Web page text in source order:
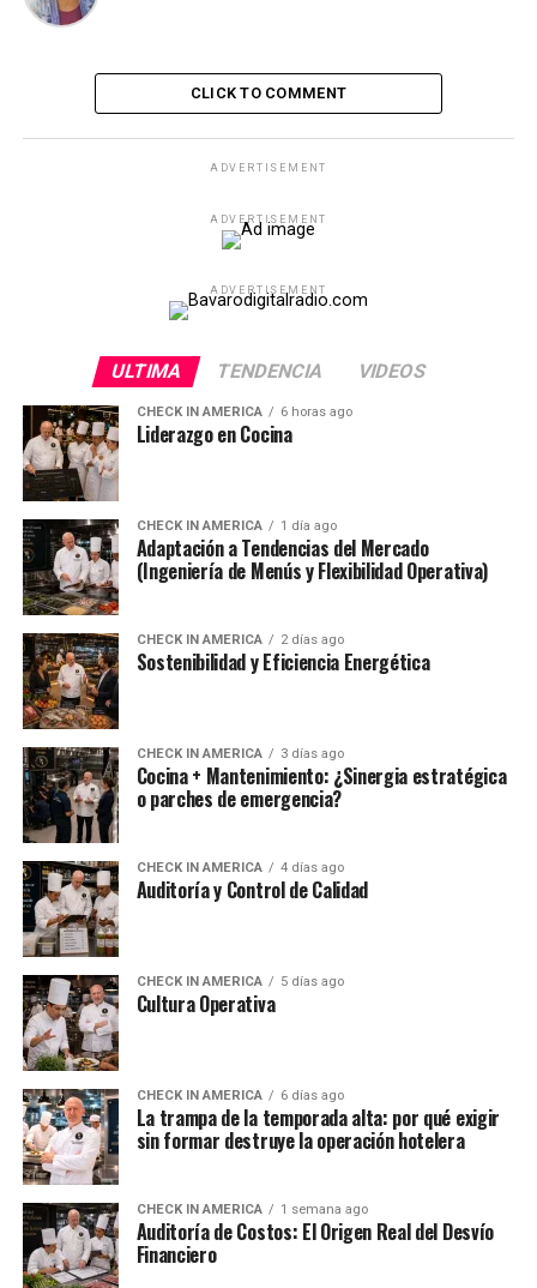
CLICK TO COMMENT
ADVERTISEMENT
ADVERTISEMENT
ADVERTISEMENT
ULTIMA TENDENCIA VIDEOS
CHECK IN AMERICA 6 horas ago
Liderazgo en Cocina
CHECK IN AMERICA 1 día ago
Adaptación a Tendencias del Mercado
(Ingeniería de Menús y Flexibilidad Operativa)
CHECK IN AMERICA 2 días ago
Sostenibilidad y Eficiencia Energética
CHECK IN AMERICA 3 días ago
Cocina + Mantenimiento: ¿Sinergia estratégica
o parches de emergencia?
CHECK IN AMERICA 4 días ago
Auditoría y Control de Calidad
CHECK IN AMERICA 5 días ago
Cultura Operativa
CHECK IN AMERICA 6 días ago
La trampa de la temporada alta: por qué exigir
sin formar destruye la operación hotelera
CHECK IN AMERICA 1 semana ago
Auditoría de Costos: El Origen Real del Desvío
Financiero